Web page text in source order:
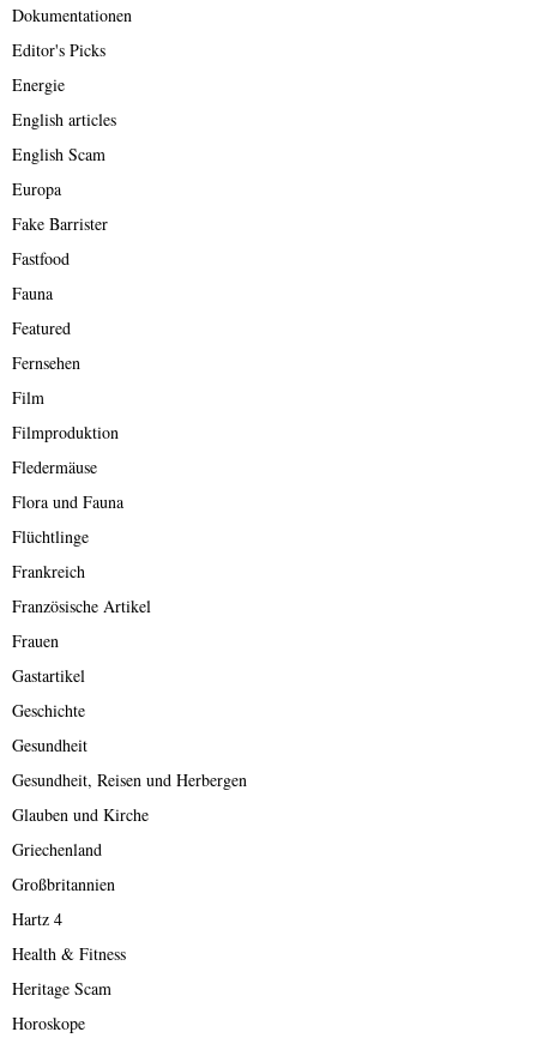
Dokumentationen
Editor's Picks
Energie
English articles
English Scam
Europa
Fake Barrister
Fastfood
Fauna
Featured
Fernsehen
Film
Filmproduktion
Fledermäuse
Flora und Fauna
Flüchtlinge
Frankreich
Französische Artikel
Frauen
Gastartikel
Geschichte
Gesundheit
Gesundheit, Reisen und Herbergen
Glauben und Kirche
Griechenland
Großbritannien
Hartz 4
Health & Fitness
Heritage Scam
Horoskope